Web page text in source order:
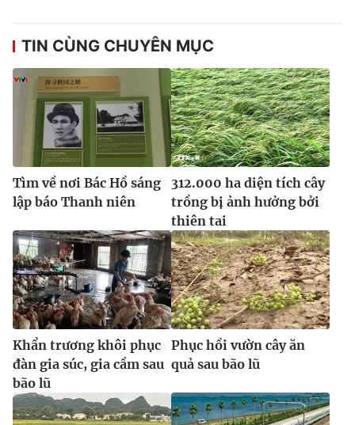
TIN CÙNG CHUYÊN MỤC
Tìm về nơi Bác Hồ sáng
lập báo Thanh niên
312.000 ha diện tích cây
trồng bị ảnh hưởng bởi
thiên tai
Khẩn trương khôi phục
đàn gia súc, gia cầm sau
bão lũ
Phục hồi vườn cây ăn
quả sau bão lũ